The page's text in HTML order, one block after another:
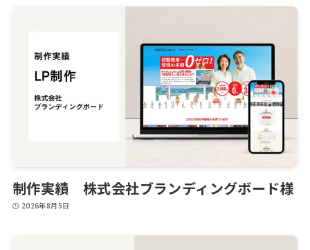
制作実績 株式会社ブランディングボード様
2026年8月5日